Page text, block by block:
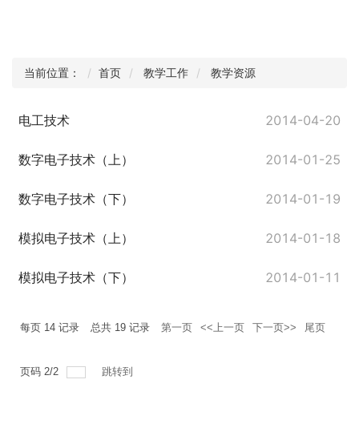
当前位置： 首页 教学工作 教学资源
电工技术 2014-04-20
数字电子技术（上） 2014-01-25
数字电子技术（下） 2014-01-19
模拟电子技术（上） 2014-01-18
模拟电子技术（下） 2014-01-11
每页 14 记录 总共 19 记录 第一页 <<上一页 下一页>> 尾页
页码 2/2 跳转到